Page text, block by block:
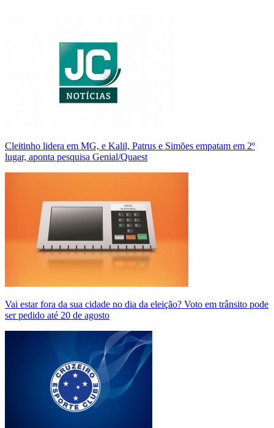
Cleitinho lidera em MG, e Kalil, Patrus e Simões empatam em 2º
lugar, aponta pesquisa Genial/Quaest
Vai estar fora da sua cidade no dia da eleição? Voto em trânsito pode
ser pedido até 20 de agosto